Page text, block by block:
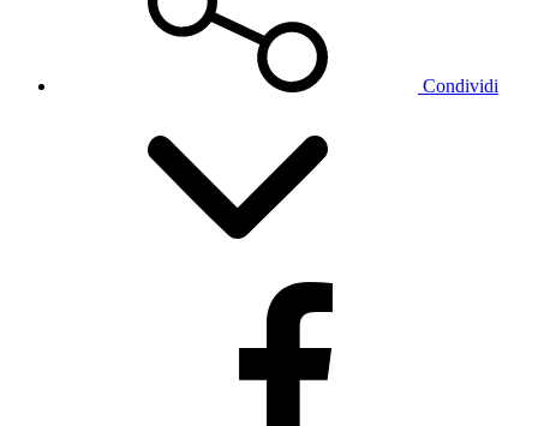
Condividi